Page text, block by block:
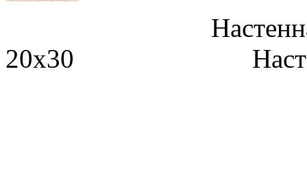
Настенная
20x30 Настенная